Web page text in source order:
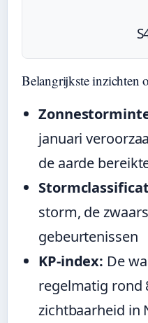
Belangrijkste inzichten
januari
de aarde
storm, de
gebeurtenissen
KP-index: De
regelmatig rond
zichtbaarheid in